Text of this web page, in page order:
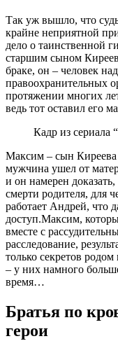
Так уж вышло, что
крайне неприятной
дело о таинственной
старшим сыном
браке, он – человек
правоохранительных
протяжении многих
ведь тот оставил его
Кадр из сериала
Максим – сын Киреева
мужчина ушел от
и он намерен
смерти родителя, для
работает Андрей, что
доступ.Максим,
вместе с
расследование,
только секретов
– у них намного
время…
Братья по
герои